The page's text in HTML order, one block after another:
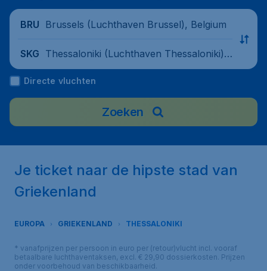
BRU Brussels (Luchthaven Brussel), Belgium
SKG Thessaloniki (Luchthaven Thessaloniki),
Greece
Directe vluchten
Zoeken
Je ticket naar de hipste stad van
Griekenland
EUROPA GRIEKENLAND THESSALONIKI
* vanafprijzen per persoon in euro per (retour)vlucht incl. vooraf
betaalbare luchthaventaksen, excl. € 29,90 dossierkosten. Prijzen
onder voorbehoud van beschikbaarheid.